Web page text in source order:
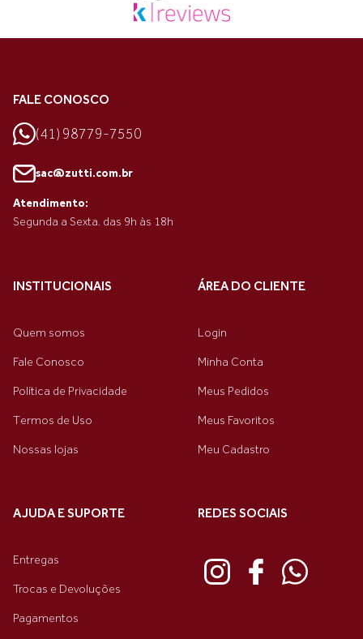
FALE CONOSCO
(41) 98779-7550
sac@zutti.com.br
Atendimento:
Segunda a Sexta. das 9h às 18h
INSTITUCIONAIS
Quem somos
Fale Conosco
Política de Privacidade
Termos de Uso
Nossas lojas
ÁREA DO CLIENTE
Login
Minha Conta
Meus Pedidos
Meus Favoritos
Meu Cadastro
AJUDA E SUPORTE
Entregas
Trocas e Devoluções
Pagamentos
REDES SOCIAIS